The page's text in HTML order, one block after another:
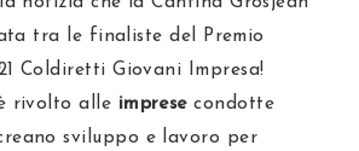
tra le finaliste del Premio
Coldiretti Giovani Impresa!
rivolto alle impresecondotte
sviluppo e lavoro per